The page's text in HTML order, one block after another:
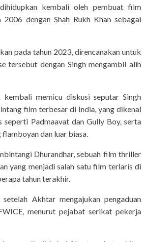
kembali oleh pembuat film
2006 dengan Shah Rukh Khan sebagai
pada tahun 2023, direncanakan untuk
tersebut dengan Singh mengambil alih
memicu diskusi seputar Singh
film terbesar di India, yang dikenal
Padmaavat dan Gully Boy, serta
dan luar biasa.
Dhurandhar, sebuah film thriller
yang menjadi salah satu film terlaris di
tahun terakhir.
Akhtar mengajukan pengaduan
menurut pejabat serikat pekerja